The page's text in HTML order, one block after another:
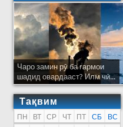
Чаро замин рӯ ба гармои
шадид овардааст? Илм чӣ...
Тақвим
ПН ВТ СР ЧТ ПТ СБ
ВС